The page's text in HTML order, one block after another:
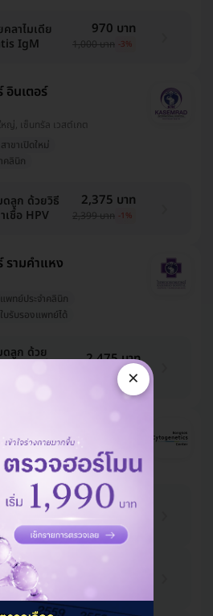
ลาไมเดีย
IgM
970 บาท
1,000 บาท -3%
อินเตอร์
ญ่, เซ็นทรัล เวสต์เกต
สาขาเปิดใหม่
คลินิก
ดลูก ด้วยวิธี
ชื้อ HPV
2,375 บาท
2,399 บาท -1%
รามคำแหง
พทย์ประจำคลินิก
บรับรองแพทย์ได้
ดลูก ด้วย
วจหาเชื้อ
2,475 บาท
-64%
Center
จากปัสสาวะ
(HPV 18
1,485 บาท
2,500 บาท -41%
ากปัสสาวะ
(HPV 29
×